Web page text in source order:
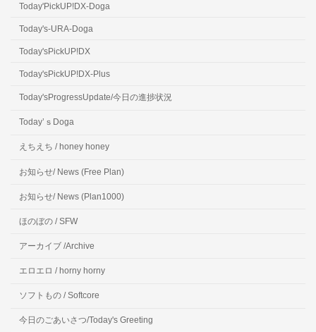
Today'PickUP!DX-Doga
Today's-URA-Doga
Today'sPickUP!DX
Today'sPickUP!DX-Plus
Today'sProgressUpdate/今日の進捗状況
Today’ｓDoga
えちえち / honey honey
お知らせ/ News (Free Plan)
お知らせ/ News (Plan1000)
ほのぼの / SFW
アーカイブ /Archive
エロエロ / horny horny
ソフトもの / Softcore
今日のごあいさつ/Today's Greeting